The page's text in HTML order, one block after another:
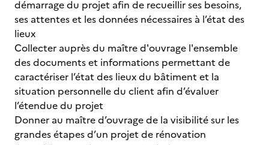
démarrage du projet afin de recueillir ses besoins,
ses attentes et les données nécessaires à l’état des
lieux
Collecter auprès du maître d'ouvrage l'ensemble
des documents et informations permettant de
caractériser l’état des lieux du bâtiment et la
situation personnelle du client afin d’évaluer
l’étendue du projet
Donner au maître d’ouvrage de la visibilité sur les
grandes étapes d’un projet de rénovation